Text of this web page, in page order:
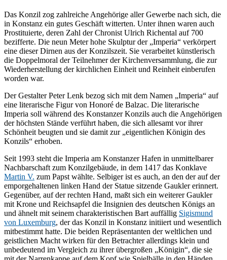
Das Konzil zog zahlreiche Angehörige aller Gewerbe nach sich, die
in Konstanz ein gutes Geschäft witterten. Unter ihnen waren auch
Prostituierte, deren Zahl der Chronist Ulrich Richental auf 700
bezifferte. Die neun Meter hohe Skulptur der „Imperia“ verkörpert
eine dieser Dirnen aus der Konzilszeit. Sie verarbeitet künstlerisch
die Doppelmoral der Teilnehmer der Kirchenversammlung, die zur
Wiederherstellung der kirchlichen Einheit und Reinheit einberufen
worden war.
Der Gestalter Peter Lenk bezog sich mit dem Namen „Imperia“ auf
eine literarische Figur von Honoré de Balzac. Die literarische
Imperia soll während des Konstanzer Konzils auch die Angehörigen
der höchsten Stände verführt haben, die sich allesamt vor ihrer
Schönheit beugten und sie damit zur „eigentlichen Königin des
Konzils“ erhoben.
Seit 1993 steht die Imperia am Konstanzer Hafen in unmittelbarer
Nachbarschaft zum Konzilgebäude, in dem 1417 das Konklave
Martin V. zum Papst wählte. Selbiger ist es auch, an den der auf der
emporgehaltenen linken Hand der Statue sitzende Gaukler erinnert.
Gegenüber, auf der rechten Hand, maßt sich ein weiterer Gaukler
mit Krone und Reichsapfel die Insignien des deutschen Königs an
und ähnelt mit seinem charakteristischen Bart auffällig Sigismund
von Luxemburg, der das Konzil in Konstanz initiiert und wesentlich
mitbestimmt hatte. Die beiden Repräsentanten der weltlichen und
geistlichen Macht wirken für den Betrachter allerdings klein und
unbedeutend im Vergleich zu ihrer übergroßen „Königin“, die sie